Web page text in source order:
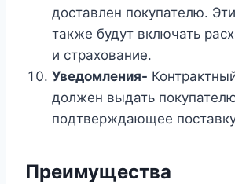
доставлен покупателю.
также будут включать
и страхование.
Уведомления-
должен выдать
подтверждающее
Преимущества